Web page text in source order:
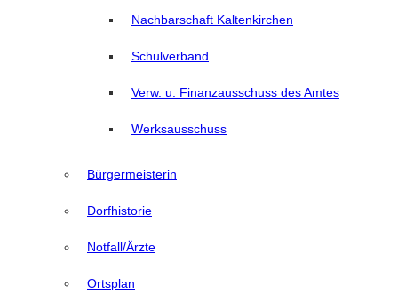
Nachbarschaft Kaltenkirchen
Schulverband
Verw. u. Finanzausschuss des Amtes
Werksausschuss
Bürgermeisterin
Dorfhistorie
Notfall/Ärzte
Ortsplan